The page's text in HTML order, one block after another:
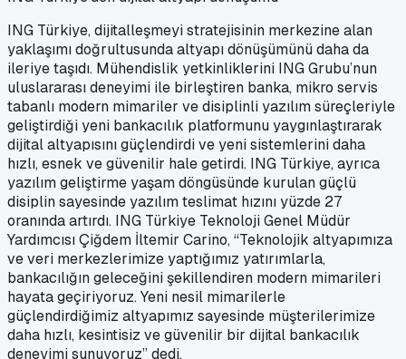
ING Türkiye, dijitalleşmeyi stratejisinin merkezine alan
yaklaşımı doğrultusunda altyapı dönüşümünü daha da
ileriye taşıdı. Mühendislik yetkinliklerini ING Grubu’nun
uluslararası deneyimi ile birleştiren banka, mikro servis
tabanlı modern mimariler ve disiplinli yazılım süreçleriyle
geliştirdiği yeni bankacılık platformunu yaygınlaştırarak
dijital altyapısını güçlendirdi ve yeni sistemlerini daha
hızlı, esnek ve güvenilir hale getirdi. ING Türkiye, ayrıca
yazılım geliştirme yaşam döngüsünde kurulan güçlü
disiplin sayesinde yazılım teslimat hızını yüzde 27
oranında artırdı. ING Türkiye Teknoloji Genel Müdür
Yardımcısı Çiğdem İltemir Carino, “Teknolojik altyapımıza
ve veri merkezlerimize yaptığımız yatırımlarla,
bankacılığın geleceğini şekillendiren modern mimarileri
hayata geçiriyoruz. Yeni nesil mimarilerle
güçlendirdiğimiz altyapımız sayesinde müşterilerimize
daha hızlı, kesintisiz ve güvenilir bir dijital bankacılık
deneyimi sunuyoruz” dedi.